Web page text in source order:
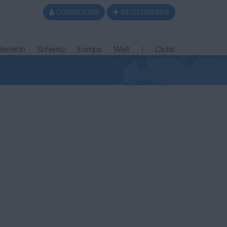
CONNEXION REGISTRIEREN
Schweiz Europa Welt Clubs